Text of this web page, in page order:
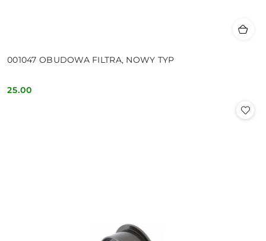
001047 OBUDOWA FILTRA, NOWY TYP
Cena:
25.00